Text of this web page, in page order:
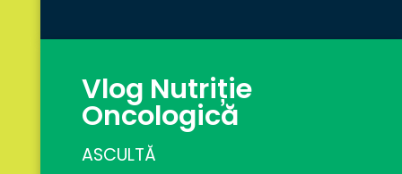
Vlog Nutriție
Oncologică
ASCULTĂ